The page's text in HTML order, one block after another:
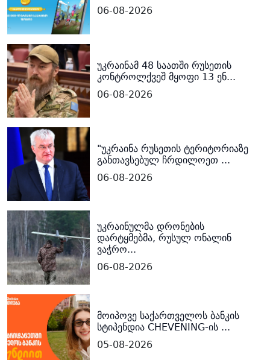
06-08-2026
უკრაინამ 48 საათში რუსეთის
კონტროლქვეშ მყოფი 13 ენ...
06-08-2026
"უკრაინა რუსეთის ტერიტორიაზე
განთავსებულ ჩრდილოეთ ...
06-08-2026
უკრაინულმა დრონების
დარტყმებმა, რუსულ ონალინ
ვაჭრო...
06-08-2026
მოიპოვე საქართველოს ბანკის
სტიპენდია CHEVENING-ის ...
05-08-2026